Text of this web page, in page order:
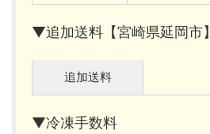
▼追加送料【宮崎県延岡市】
追加送料
▼冷凍手数料